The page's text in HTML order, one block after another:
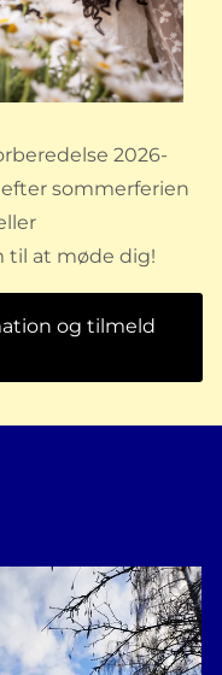
2026-
efter sommerferien
til at møde dig!
og tilmeld